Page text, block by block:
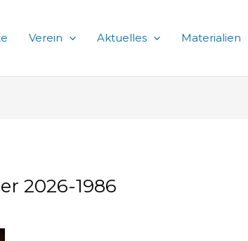
Verein Aktuelles Materialien
2026-1986